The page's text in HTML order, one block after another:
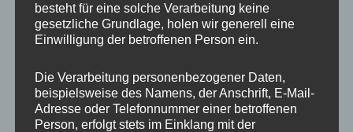
Lochkreis 5×112
Lochzahl
Mittellochbohrung 74,1 mm
Nabenbohrung 74.1
besteht für eine solche Verarbeitung keine
gesetzliche Grundlage, holen wir generell eine
Einwilligung der betroffenen Person ein.
Die Verarbeitung personenbezogener Daten,
beispielsweise des Namens, der Anschrift, E-Mail-
Adresse oder Telefonnummer einer betroffenen
Person, erfolgt stets im Einklang mit der